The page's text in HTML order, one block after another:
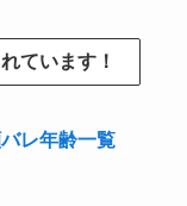
ています！
レ年齢一覧